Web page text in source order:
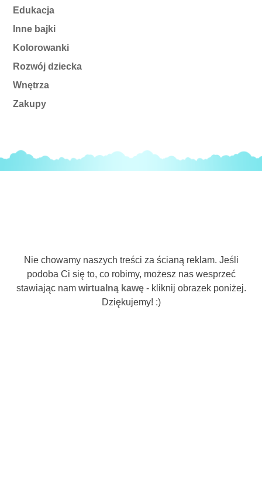
Edukacja
Inne bajki
Kolorowanki
Rozwój dziecka
Wnętrza
Zakupy
Nie chowamy naszych treści za ścianą reklam. Jeśli
podoba Ci się to, co robimy, możesz nas wesprzeć
stawiając nam wirtualną kawę- kliknij obrazek poniżej.
Dziękujemy! :)